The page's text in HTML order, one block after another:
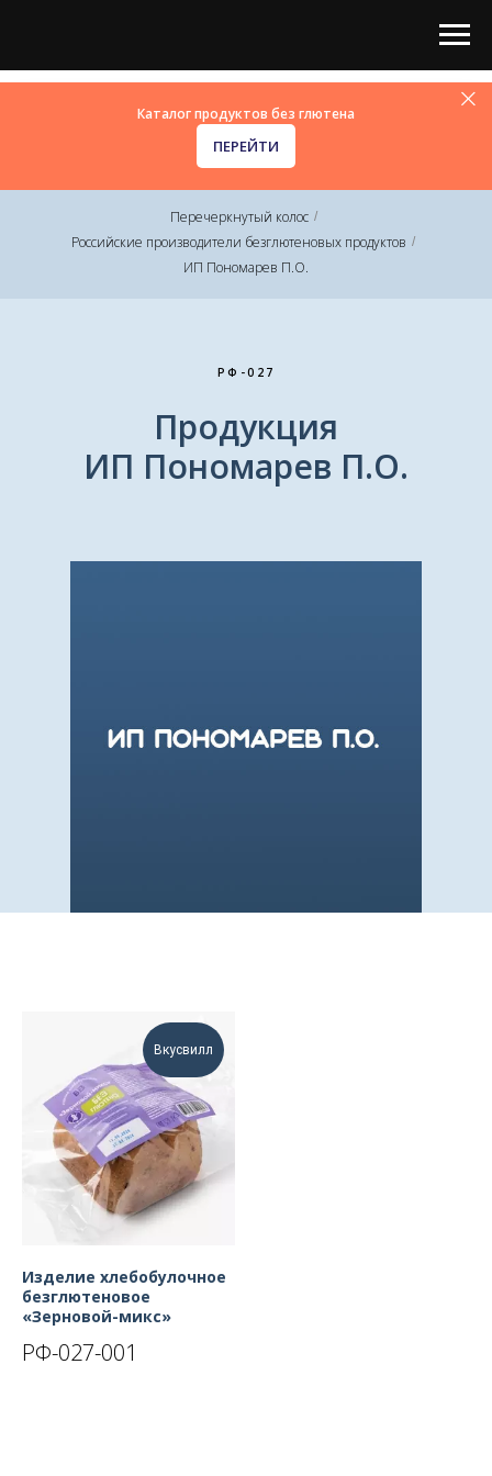
Каталог продуктов без глютена
ПЕРЕЙТИ
Перечеркнутый колос /
Российские производители безглютеновых продуктов /
ИП Пономарев П.О.
РФ-027
Продукция
ИП Пономарев П.О.
Вкусвилл
Изделие хлебобулочное
безглютеновое
«Зерновой-микс»
РФ-027-001